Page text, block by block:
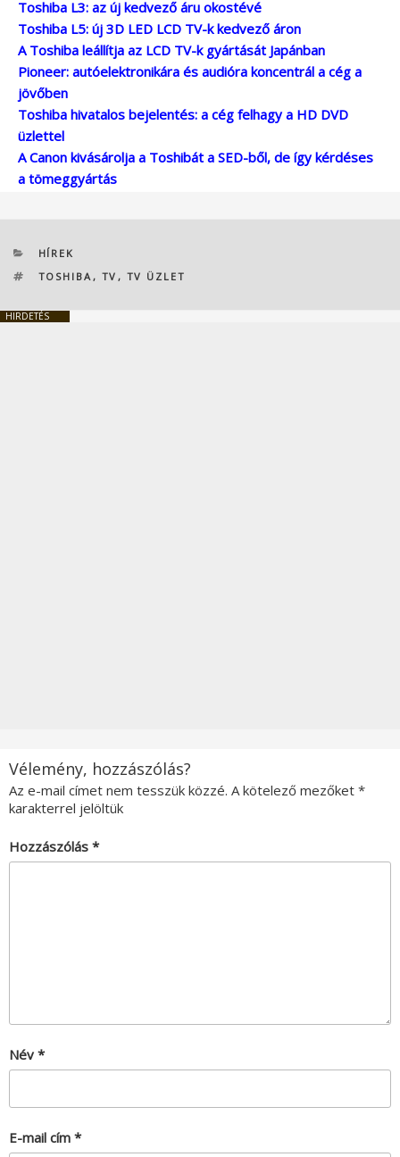
Toshiba L3: az új kedvező áru okostévé
Toshiba L5: új 3D LED LCD TV-k kedvező áron
A Toshiba leállítja az LCD TV-k gyártását Japánban
Pioneer: autóelektronikára és audióra koncentrál a cég a
jövőben
Toshiba hivatalos bejelentés: a cég felhagy a HD DVD
üzlettel
A Canon kivásárolja a Toshibát a SED-ből, de így kérdéses
a tömeggyártás
KATEGÓRIÁK
HÍREK
CÍMKÉK
TOSHIBA , TV , TV ÜZLET
HIRDETÉS
Vélemény, hozzászólás?
Az e-mail címet nem tesszük közzé. A kötelező mezőket *
karakterrel jelöltük
Hozzászólás *
Név *
E-mail cím *